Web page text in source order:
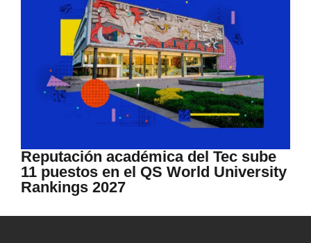
Reputación académica del Tec sube
11 puestos en el QS World University
Rankings 2027